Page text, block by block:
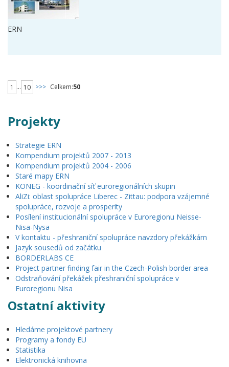
ERN
1 ... 10 >>> Celkem:50
Projekty
Strategie ERN
Kompendium projektů 2007 - 2013
Kompendium projektů 2004 - 2006
Staré mapy ERN
KONEG - koordinační síť euroregionálních skupin
AliZi: oblast spolupráce Liberec - Zittau: podpora vzájemné
spolupráce, rozvoje a prosperity
Posílení institucionální spolupráce v Euroregionu Neisse-
Nisa-Nysa
V kontaktu - přeshraniční spolupráce navzdory překážkám
Jazyk sousedů od začátku
BORDERLABS CE
Project partner finding fair in the Czech-Polish border area
Odstraňování překážek přeshraniční spolupráce v
Euroregionu Nisa
Ostatní aktivity
Hledáme projektové partnery
Programy a fondy EU
Statistika
Elektronická knihovna